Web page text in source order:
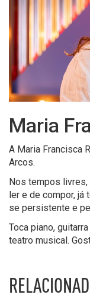
Maria
A Maria Francisca
Arcos.
Nos tempos
ler e de compor,
se persistente e
Toca piano,
teatro musical.